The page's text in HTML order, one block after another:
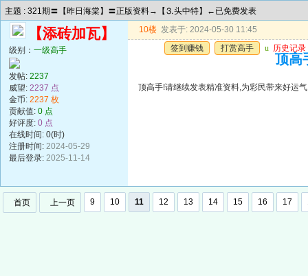
主题 : 321期〓【昨日海棠】〓正版资料→【⒊头中特】←已免费发表
【添砖加瓦】
级别： 一级高手
发帖: 2237
威望: 2237 点
金币: 2237 枚
贡献值: 0 点
好评度: 0 点
在线时间: 0(时)
注册时间: 2024-05-29
最后登录: 2025-11-14
10楼 发表于: 2024-05-30 11:45
签到赚钱
打赏高手 u 历史记录
顶高
顶高手!请继续发表精准资料,为彩民带来好运气
首页 上一页 9 10 11 12 13 14 15 16 17